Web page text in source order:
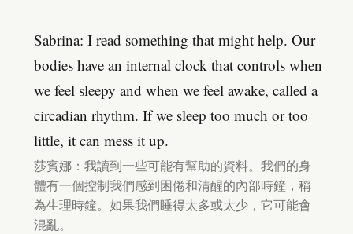
Sabrina: I read something that might help. Our
bodies have an internal clock that controls when
we feel sleepy and when we feel awake, called a
circadian rhythm. If we sleep too much or too
little, it can mess it up.
莎賓娜：我讀到一些可能有幫助的資料。我們的身
體有一個控制我們感到困倦和清醒的內部時鐘，稱
為生理時鐘。如果我們睡得太多或太少，它可能會
混亂。